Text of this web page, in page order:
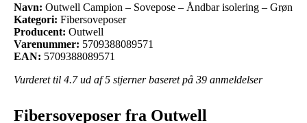
Navn: Outwell Campion – Sovepose – Åndbar isolering – Grøn
Kategori: Fibersoveposer
Producent: Outwell
Varenummer: 5709388089571
EAN: 5709388089571
Vurderet til 4.7ud af 5 stjerner baseret på 39 anmeldelser
Fibersoveposer fra Outwell